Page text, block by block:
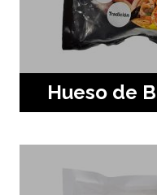
Hueso de